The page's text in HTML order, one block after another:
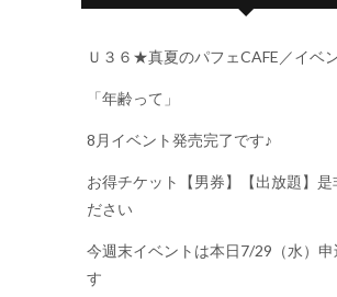
Ｕ３６★真夏のパフェCAFE／イベ
「年齢って」
8月イベント発売完了です♪
お得チケット【男券】【出放題】是
ださい
今週末イベントは本日7/29（水）
す